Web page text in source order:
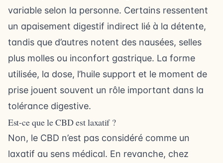
variable selon la personne. Certains ressentent
un apaisement digestif indirect lié à la détente,
tandis que d’autres notent des nausées, selles
plus molles ou inconfort gastrique. La forme
utilisée, la dose, l’huile support et le moment de
prise jouent souvent un rôle important dans la
tolérance digestive.
Est-ce que le CBD est laxatif ?
Non, le CBD n’est pas considéré comme un
laxatif au sens médical. En revanche, chez